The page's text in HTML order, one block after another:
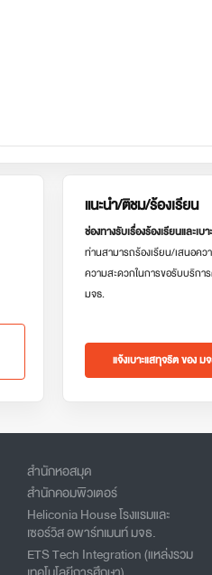
แนะนำ/ติชม/ร้องเรียน
ช่องทางรับเรื่องร้องเรียนและเบ
ท่านสามารถร้องเรียน/เสนอค
ความสะดวกในการขอรับบริกา
มจธ.
แจ้งเบาะแสทุจริต ของ ม
สำนักหอสมุด
สำนักคอมพิวเตอร์
Heliconia House โรงแรมและ
เซอร์วิส อพาร์ทเมนท์ มจธ.
ETS Tech Integration (แหล่งรวม